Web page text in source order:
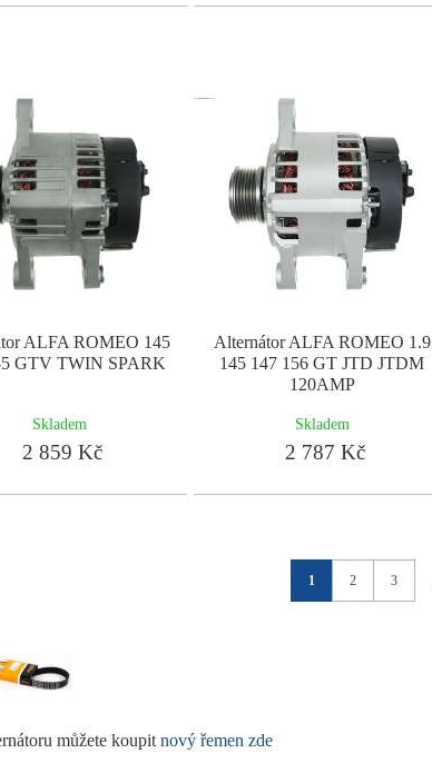
ALFA ROMEO 145
GTV TWIN SPARK
Skladem
2 859 Kč
Alternátor ALFA ROMEO 1.9
145 147 156 GT JTD JTDM
120AMP
Skladem
2 787 Kč
1 2 3
můžete koupit nový řemen zde